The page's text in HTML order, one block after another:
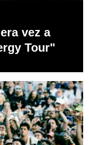
vez a
Tour"